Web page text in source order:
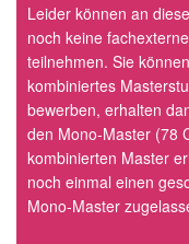
Leider können an
noch keine
teilnehmen. Sie
kombiniertes
bewerben, erhalten
den Mono-Master (78
kombinierten Master
noch einmal einen
Mono-Master